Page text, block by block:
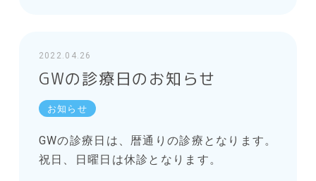
2022.04.26
GWの診療日のお知らせ
お知らせ
GWの診療日は、暦通りの診療となります。
祝日、日曜日は休診となります。